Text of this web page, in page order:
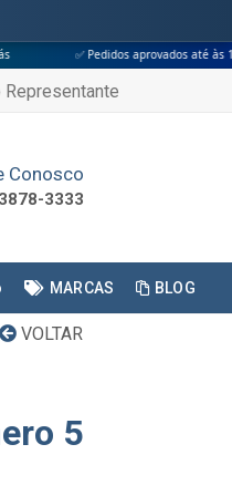
aprovados até às 18h ✅
Representante
Conosco
3333
MARCAS BLOG
VOLTAR
5